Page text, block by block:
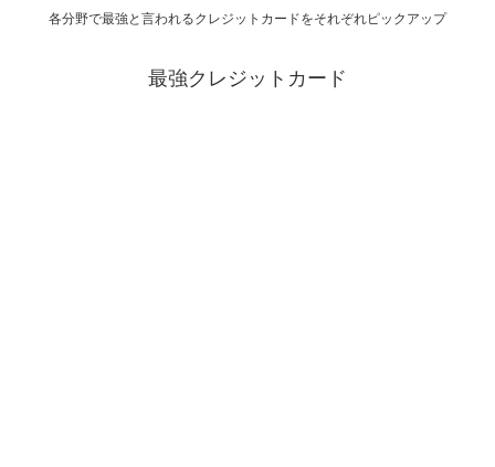
各分野で最強と言われるクレジットカードをそれぞれピックアップ
最強クレジットカード